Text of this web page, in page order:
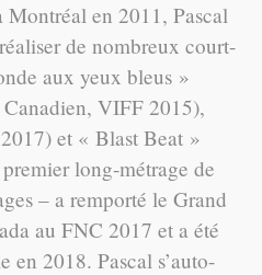
Montréal en 2011, Pascal
de nombreux court-
aux yeux bleus »
VIFF 2015),
et « Blast Beat »
long-métrage de
– a remporté le Grand
au FNC 2017 et a été
en 2018. Pascal s’auto-